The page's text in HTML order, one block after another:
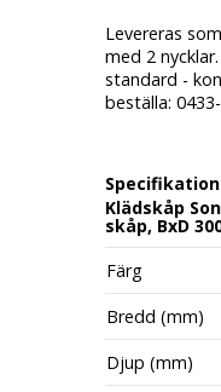
Levereras
med 2
standard -
beställa:
Klädskåp
skåp, BxD
Färg
Bredd (mm)
Djup (mm)